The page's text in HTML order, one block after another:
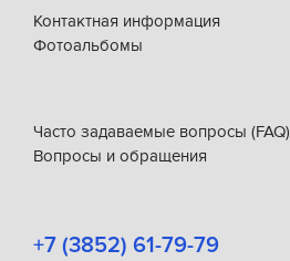
Контактная информация
Фотоальбомы
Часто задаваемые вопросы (FAQ)
Вопросы и обращения
+7 (3852) 61-79-79